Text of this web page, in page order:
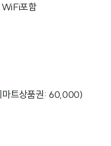
포함
트상품권: 60,000)